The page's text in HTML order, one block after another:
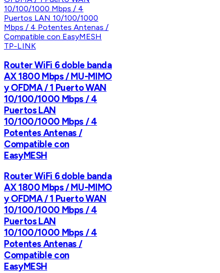
TP-LINK
Router WiFi 6 doble banda
AX 1800 Mbps / MU-MIMO
y OFDMA / 1 Puerto WAN
10/100/1000 Mbps / 4
Puertos LAN
10/100/1000 Mbps / 4
Potentes Antenas /
Compatible con
EasyMESH
Router WiFi 6 doble banda
AX 1800 Mbps / MU-MIMO
y OFDMA / 1 Puerto WAN
10/100/1000 Mbps / 4
Puertos LAN
10/100/1000 Mbps / 4
Potentes Antenas /
Compatible con
EasyMESH